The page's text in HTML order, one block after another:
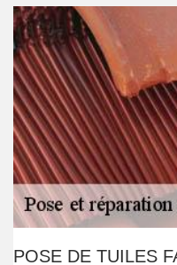
POSE DE TUILES